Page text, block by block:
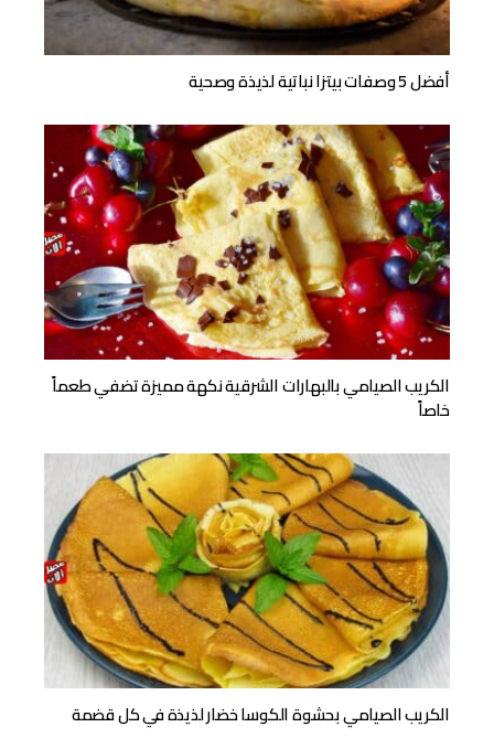
أفضل 5 وصفات بيتزا نباتية لذيذة وصحية
الكريب الصيامي بالبهارات الشرقية نكهة مميزة تضفي طعماً
خاصاً
الكريب الصيامي بحشوة الكوسا خضار لذيذة في كل قضمة